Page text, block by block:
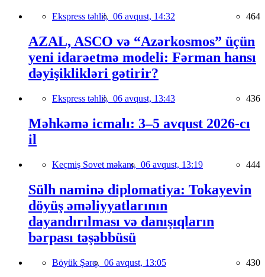
Ekspress təhlil, 06 avqust, 14:32 464
AZAL, ASCO və “Azərkosmos” üçün
yeni idarəetmə modeli: Fərman hansı
dəyişiklikləri gətirir?
Ekspress təhlil, 06 avqust, 13:43 436
Məhkəmə icmalı: 3–5 avqust 2026-cı
il
Keçmiş Sovet məkanı, 06 avqust, 13:19 444
Sülh naminə diplomatiya: Tokayevin
döyüş əməliyyatlarının
dayandırılması və danışıqların
bərpası təşəbbüsü
Böyük Şərq, 06 avqust, 13:05 430